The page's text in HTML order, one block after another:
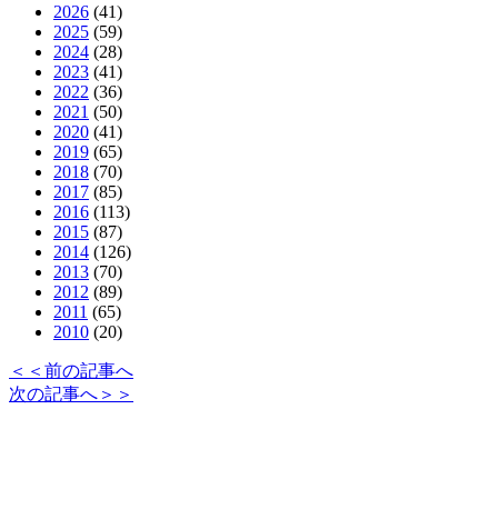
2026 (41)
2025 (59)
2024 (28)
2023 (41)
2022 (36)
2021 (50)
2020 (41)
2019 (65)
2018 (70)
2017 (85)
2016 (113)
2015 (87)
2014 (126)
2013 (70)
2012 (89)
2011 (65)
2010 (20)
＜＜前の記事へ
次の記事へ＞＞